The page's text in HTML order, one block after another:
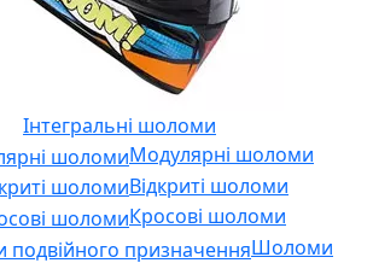
Інтегральні шоломи
Модулярні шоломи
Відкриті шоломи
Кросові шоломи
Шоломи